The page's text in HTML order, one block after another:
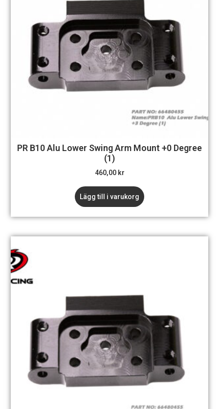
PR B10 Alu Lower Swing Arm Mount +0 Degree
(1)
460,00 kr
Lägg till i varukorg